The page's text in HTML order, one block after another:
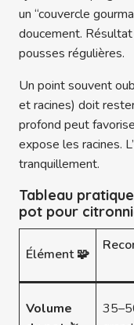
un “couvercle
doucement.
pousses régulières.
Un point souvent
et racines) doit
profond peut
expose les racines.
tranquillement.
Tableau
pot pour
Élément 🧩
Volume